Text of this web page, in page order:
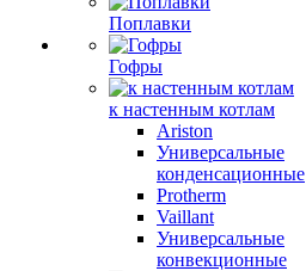
Поплавки
Гофры
к настенным котлам
Ariston
Универсальные
конденсационные
Protherm
Vaillant
Универсальные
конвекционные